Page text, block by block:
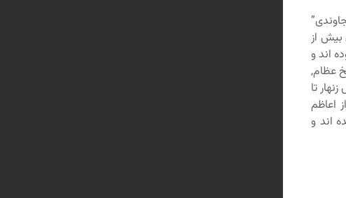
بیش از
اند و
عظام,
تا
اعاظم
اند و